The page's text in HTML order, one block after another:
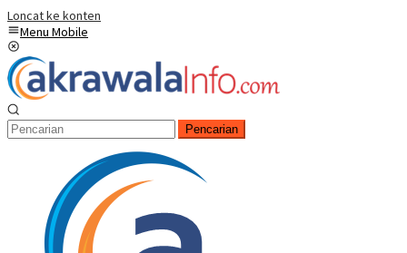
Loncat ke konten
Menu Mobile
Pencarian